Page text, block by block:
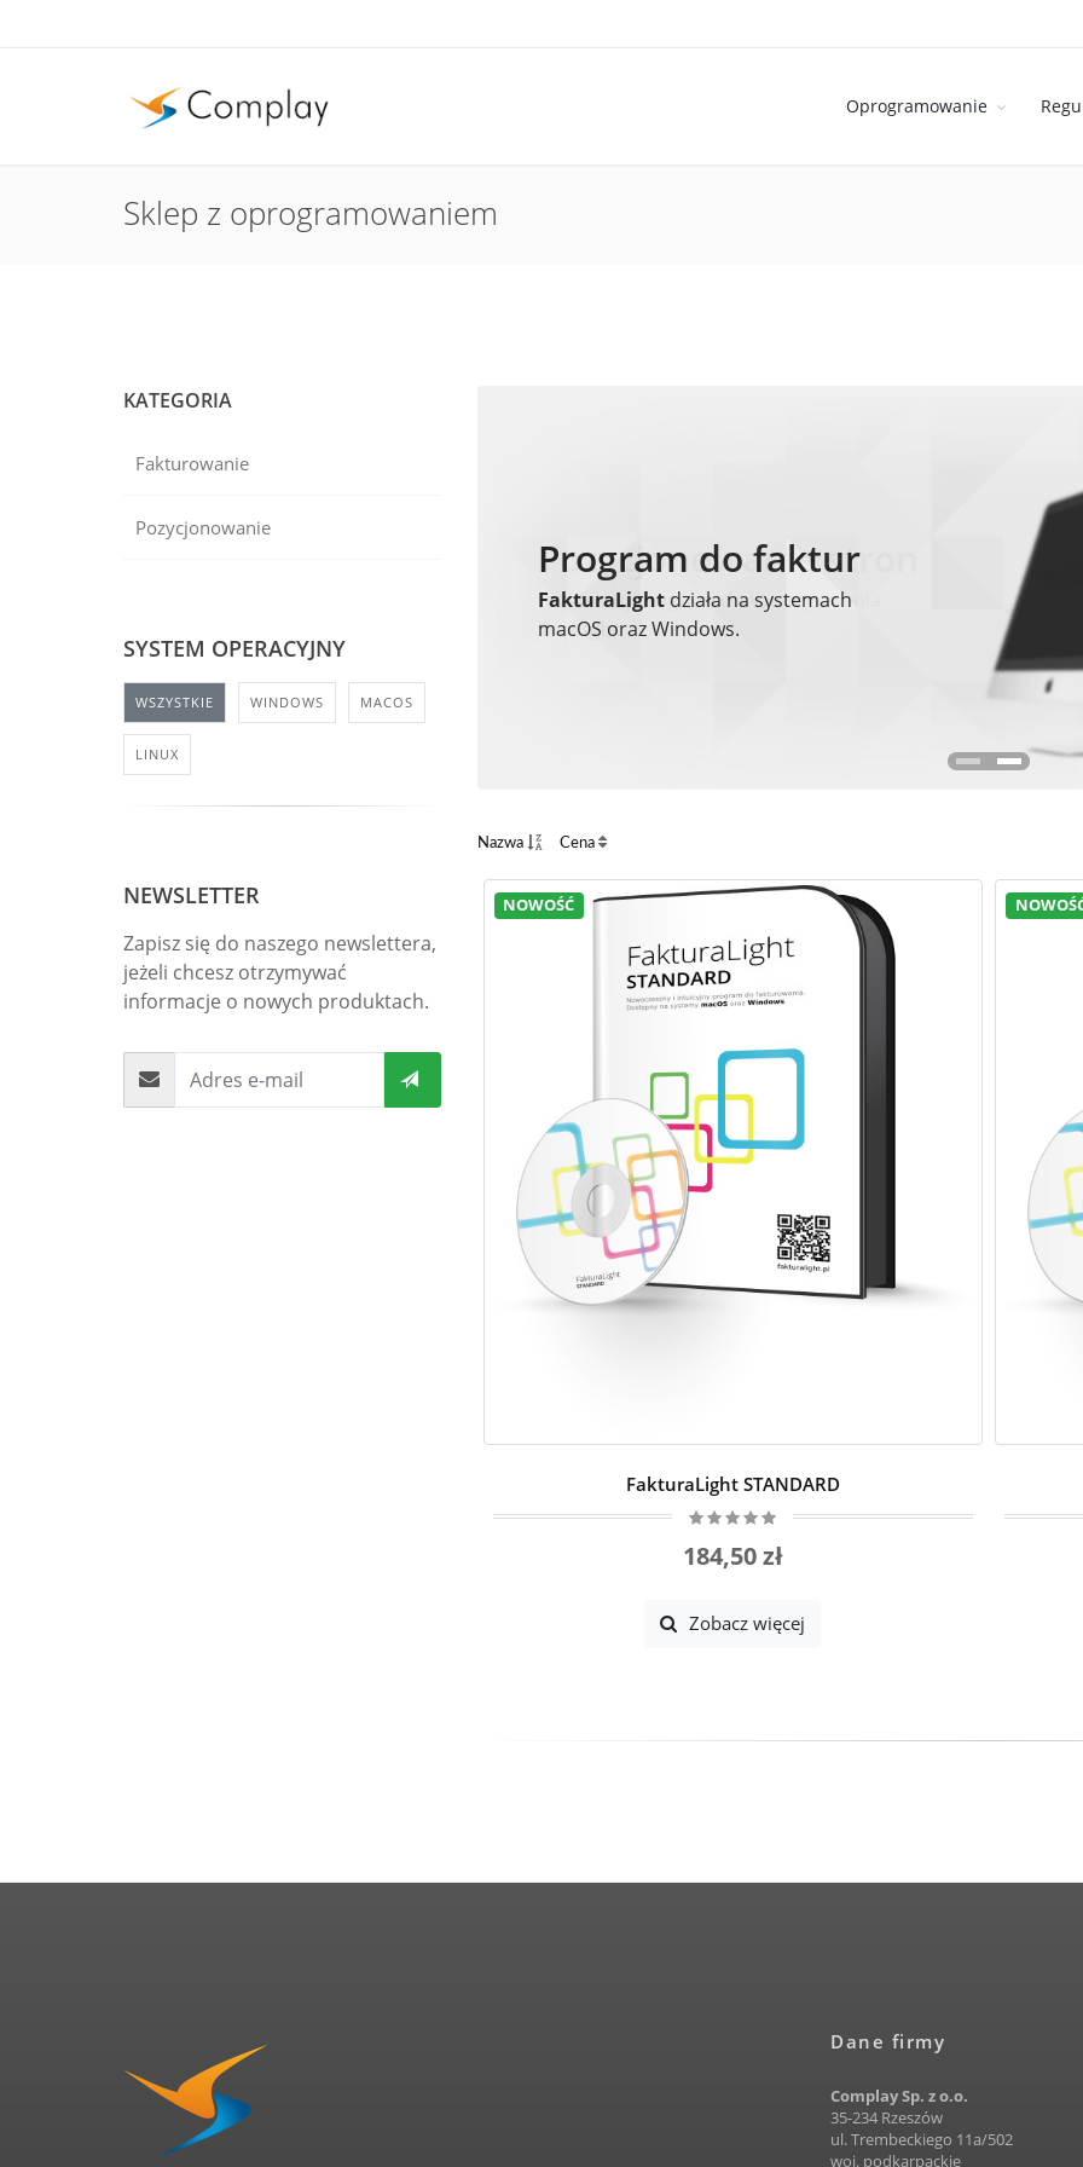
Oprogramowanie
Sklep z oprogramowaniem
Program do faktur
FakturaLightdziała na systemach
macOS oraz Windows.
Pozycjonowanie stron
Przetestuj program do katalogowania
SeoLight
Nazwa Cena
NOWOŚĆ
FakturaLight STANDARD
184,50 zł
Zobacz więcej
KATEGORIA
Fakturowanie
Pozycjonowanie
SYSTEM OPERACYJNY
WSZYSTKIE WINDOWS MACOS
LINUX
NEWSLETTER
Zapisz się do naszego newslettera,
jeżeli chcesz otrzymywać
informacje o nowych produktach.
Dane firmy
Complay Sp. z o.o.
35-234 Rzeszów
ul. Trembeckiego 11a/502
woj. podkarpackie